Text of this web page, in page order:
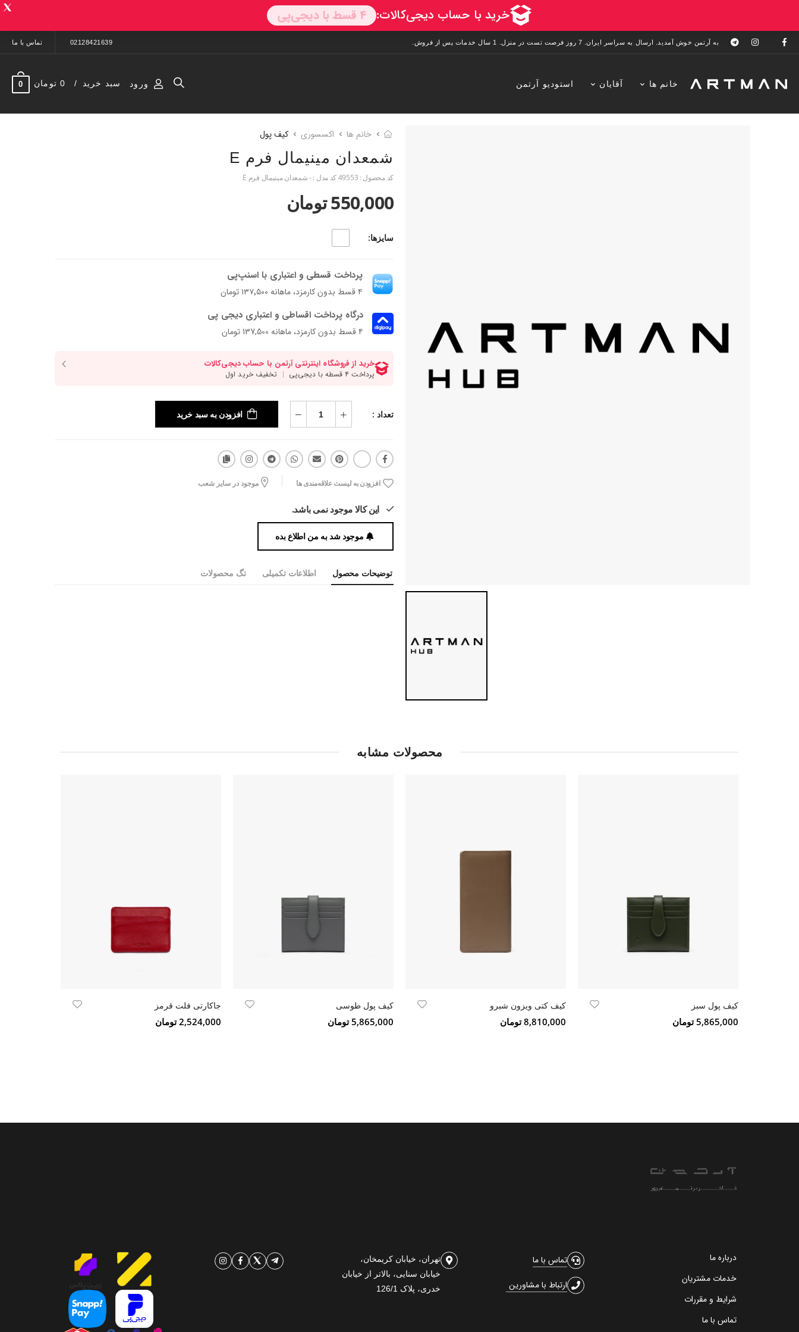
به آرتمن خوش آمدید. ارسال به سراسر ایران. 7 روز فرصت تست در منزل. 1 سال خدمات پس از فروش. 02128421639 تماس با ما
خانم ها آقایان استودیو آرتمن ورود سبد خرید 0 تومان 0
خانم ها اکسسوری کیف پول
شمعدان مینیمال فرم E
کد محصول : 49553کد مدل :- شمعدان مینیمال فرم E
550,000 تومان
سایزها:
پرداخت قسطی و اعتباری با اسنپ‌پی
۴ قسط بدون کارمزد، ماهانه ۱۳۷٬۵۰۰ تومان
درگاه پرداخت اقساطی و اعتباری دیجی پی
۴ قسط بدون کارمزد، ماهانه 137,500 تومان
تعداد : افزودن به سبد خرید
افزودن به لیست علاقه‌مندی ها موجود در سایر شعب
این کالا موجود نمی باشد.
موجود شد به من اطلاع بده
توضیحات محصول اطلاعات تکمیلی تگ محصولات
محصولات مشابه
کیف پول سبز
5,865,000 تومان
کیف کتی ویزون شبرو
8,810,000 تومان
کیف پول طوسی
5,865,000 تومان
جاکارتی فلت قرمز
2,524,000 تومان
درباره ما
خدمات مشتریان
شرایط و مقررات
تماس با ما
تماس با ما
ارتباط با مشاورین
تهران، خیابان کریمخان،
خیابان سنایی، بالاتر از خیابان
خدری، پلاک 126/1